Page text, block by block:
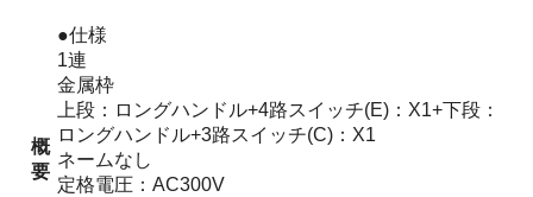
概
要
●仕様
1連
金属枠
上段：ロングハンドル+4路スイッチ(E)：X1+下段：
ロングハンドル+3路スイッチ(C)：X1
ネームなし
定格電圧：AC300V